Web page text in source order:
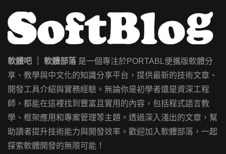
軟體吧 ┊ 軟體部落是一個專注於PORTABL便攜版軟體分
享、教學與中文化的知識分享平台，提供最新的技術文章、
開發工具介紹與實務經驗。無論你是初學者還是資深工程
師，都能在這裡找到豐富且實用的內容，包括程式語言教
學、框架應用和專案管理等主題。透過深入淺出的文章，幫
助讀者提升技術能力與開發效率。歡迎加入軟體部落，一起
探索軟體開發的無限可能！